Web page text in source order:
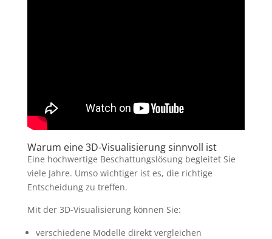
Warum eine 3D-Visualisierung sinnvoll ist
Eine hochwertige Beschattungslösung begleitet Sie
viele Jahre. Umso wichtiger ist es, die richtige
Entscheidung zu treffen.
Mit der 3D-Visualisierung können Sie:
verschiedene Modelle direkt vergleichen